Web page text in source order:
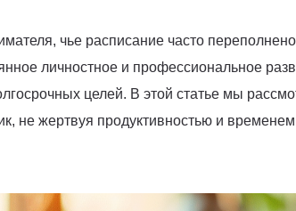
чье расписание часто
личностное и профессиональное
целей. В этой статье мы
не жертвуя продуктивностью и